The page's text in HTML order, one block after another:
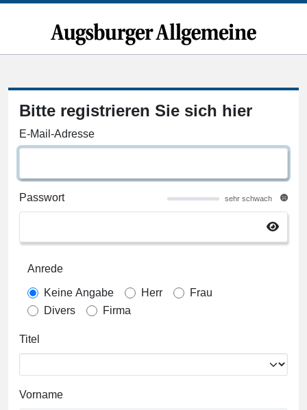
Bitte registrieren Sie sich hier
E-Mail-Adresse
Passwort sehr schwach
Anrede
Keine Angabe Herr
Frau
Divers
Firma
Titel
Vorname